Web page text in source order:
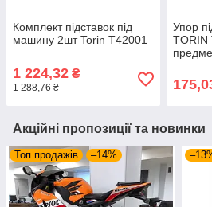
Комплект підставок під
машину 2шт Torin T42001
1 224,32 ₴
1 288,76 ₴
Упор
TORIN
Акційні пропозиції та новинки
Топ продажів –14%